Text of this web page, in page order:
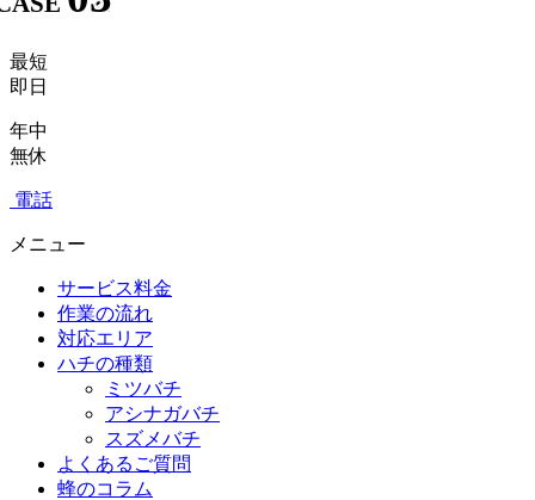
最短
即日
年中
無休
電話
メニュー
サービス料金
作業の流れ
対応エリア
ハチの種類
ミツバチ
アシナガバチ
スズメバチ
よくあるご質問
蜂のコラム